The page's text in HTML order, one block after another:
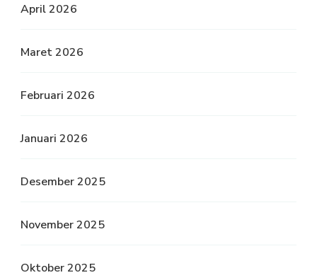
April 2026
Maret 2026
Februari 2026
Januari 2026
Desember 2025
November 2025
Oktober 2025